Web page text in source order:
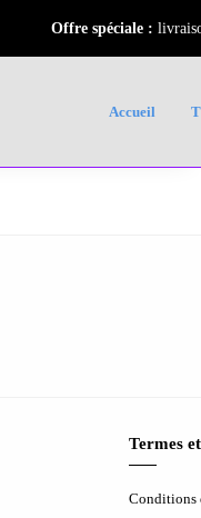
Offre spéciale :
Accueil
Termes
Conditions